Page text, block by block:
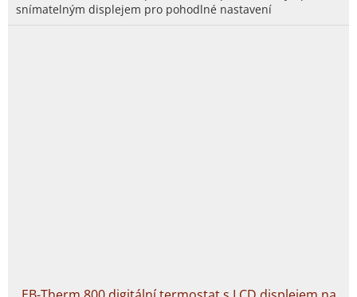
snímatelným displejem pro pohodlné nastavení